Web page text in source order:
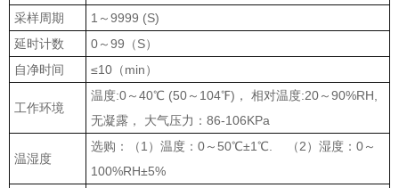
采样周期
1～9999 (S)
延时计数
0～99（S）
自净时间
≤10（min）
工作环境
温度:0～40℃ (50～104℉)， 相对温度:20～90%RH,
无凝露， 大气压力：86-106KPa
温湿度
选购：（1）温度：0～50℃±1℃. （2）湿度：0～
100%RH±5%